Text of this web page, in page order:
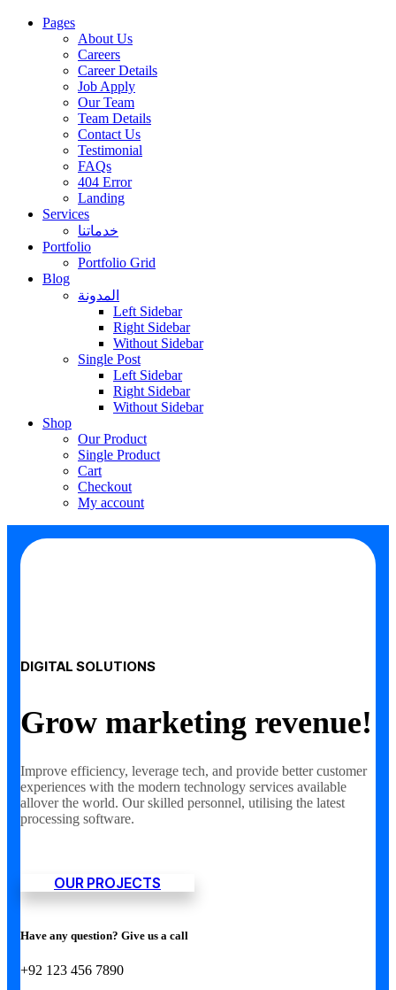
Pages
About Us
Careers
Career Details
Job Apply
Our Team
Team Details
Contact Us
Testimonial
FAQs
404 Error
Landing
Services
خدماتنا
Portfolio
Portfolio Grid
Blog
المدونة
Left Sidebar
Right Sidebar
Without Sidebar
Single Post
Left Sidebar
Right Sidebar
Without Sidebar
Shop
Our Product
Single Product
Cart
Checkout
My account
DIGITAL SOLUTIONS
Grow marketing revenue!
Improve efficiency, leverage tech, and provide better customer
experiences with the modern technology services available
allover the world. Our skilled personnel, utilising the latest
processing software.
OUR PROJECTS
Have any question? Give us a call
+92 123 456 7890